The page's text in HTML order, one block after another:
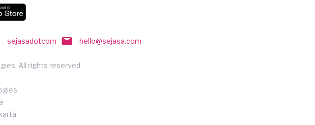
sejasadotcom hello@sejasa.com
All rights reserved